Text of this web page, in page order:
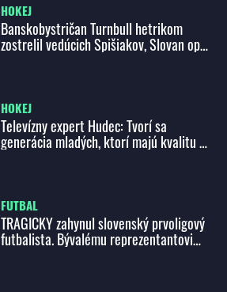
HOKEJ
Banskobystričan Turnbull hetrikom
zostrelil vedúcich Spišiakov, Slovan opäť
HOKEJ
Televízny expert Hudec: Tvorí sa
generácia mladých, ktorí majú kvalitu a
FUTBAL
TRAGICKY zahynul slovenský prvoligový
futbalista. Bývalému reprezentantovi